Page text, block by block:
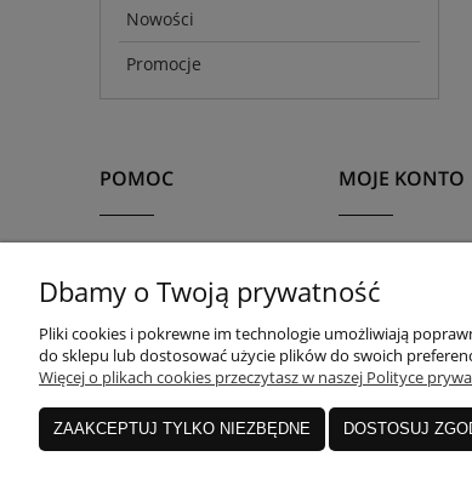
Nowości
Promocje
POMOC
Zwroty i reklamacje
Regulamin
MOJE KONTO
Ustawienia konta
Przechowalnia
Dbamy o Twoją prywatność
Pliki cookies i pokrewne im technologie umożliwiają
do sklepu lub dostosować użycie plików do swoich
Więcej o plikach cookies przeczytasz w naszej Polityce
ZAAKCEPTUJ TYLKO NIEZBĘDNE DOSTOSUJ